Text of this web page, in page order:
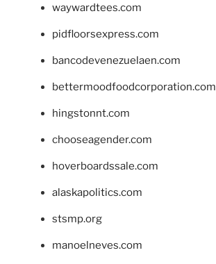
waywardtees.com
pidfloorsexpress.com
bancodevenezuelaen.com
bettermoodfoodcorporation.com
hingstonnt.com
chooseagender.com
hoverboardssale.com
alaskapolitics.com
stsmp.org
manoelneves.com